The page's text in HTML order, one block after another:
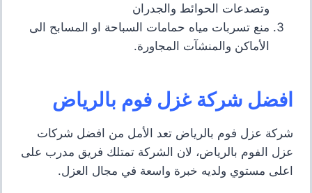
وتصدعات الحوائط والجدران
منع تسربات مياه حمامات السباحة او المسابح الى
الأماكن والمنشآت المجاورة.
افضل شركة غزل فوم بالرياض
شركة عزل فوم بالرياض تعد الأمل من افضل شركات
عزل الفوم بالرياض، لان الشركة تمتلك فريق مدرب على
اعلى مستوي ولديه خبرة واسعة في مجال العزل.